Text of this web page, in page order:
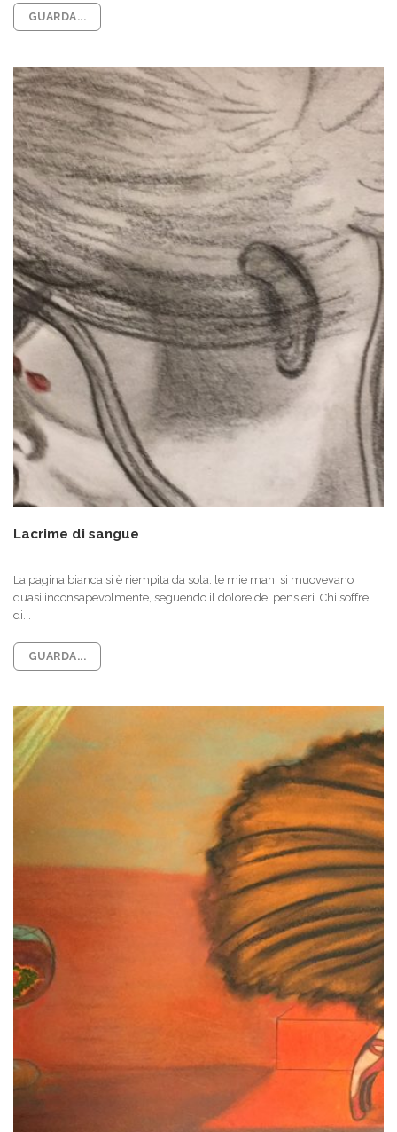
GUARDA...
Lacrime di sangue
La pagina bianca si è riempita da sola: le mie mani si muovevano
quasi inconsapevolmente, seguendo il dolore dei pensieri. Chi soffre
di...
GUARDA...